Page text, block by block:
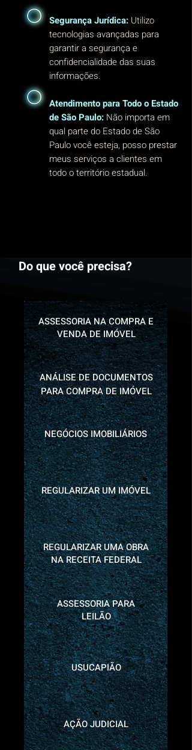
Segurança Jurídica: Utilizo
tecnologias avançadas para
garantir a segurança e
confidencialidade das suas
informações.
Atendimento para Todo o Estado
de São Paulo: Não importa em
qual parte do Estado de São
Paulo você esteja, posso prestar
meus serviços a clientes em
todo o território estadual.
Do que você precisa?
ASSESSORIA NA COMPRA E
VENDA DE IMÓVEL
NEGÓCIOS IMOBILIÁRIOS
ASSESSORIA PARA
LEILÃO
AÇÃO JUDICIAL
REGULARIZAR UM IMÓVEL
REGULARIZAR UMA OBRA
NA RECEITA FEDERAL
USUCAPIÃO
ANÁLISE DE DOCUMENTOS
PARA COMPRA DE IMÓVEL